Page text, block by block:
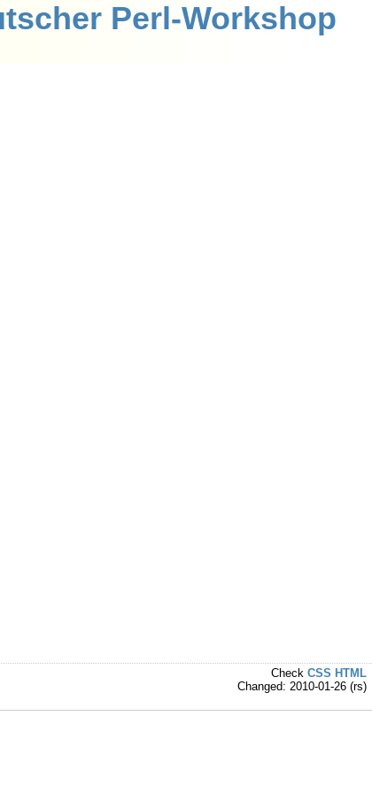
Perl-Workshop
Check CSS HTML
Changed: 2010-01-26 (rs)